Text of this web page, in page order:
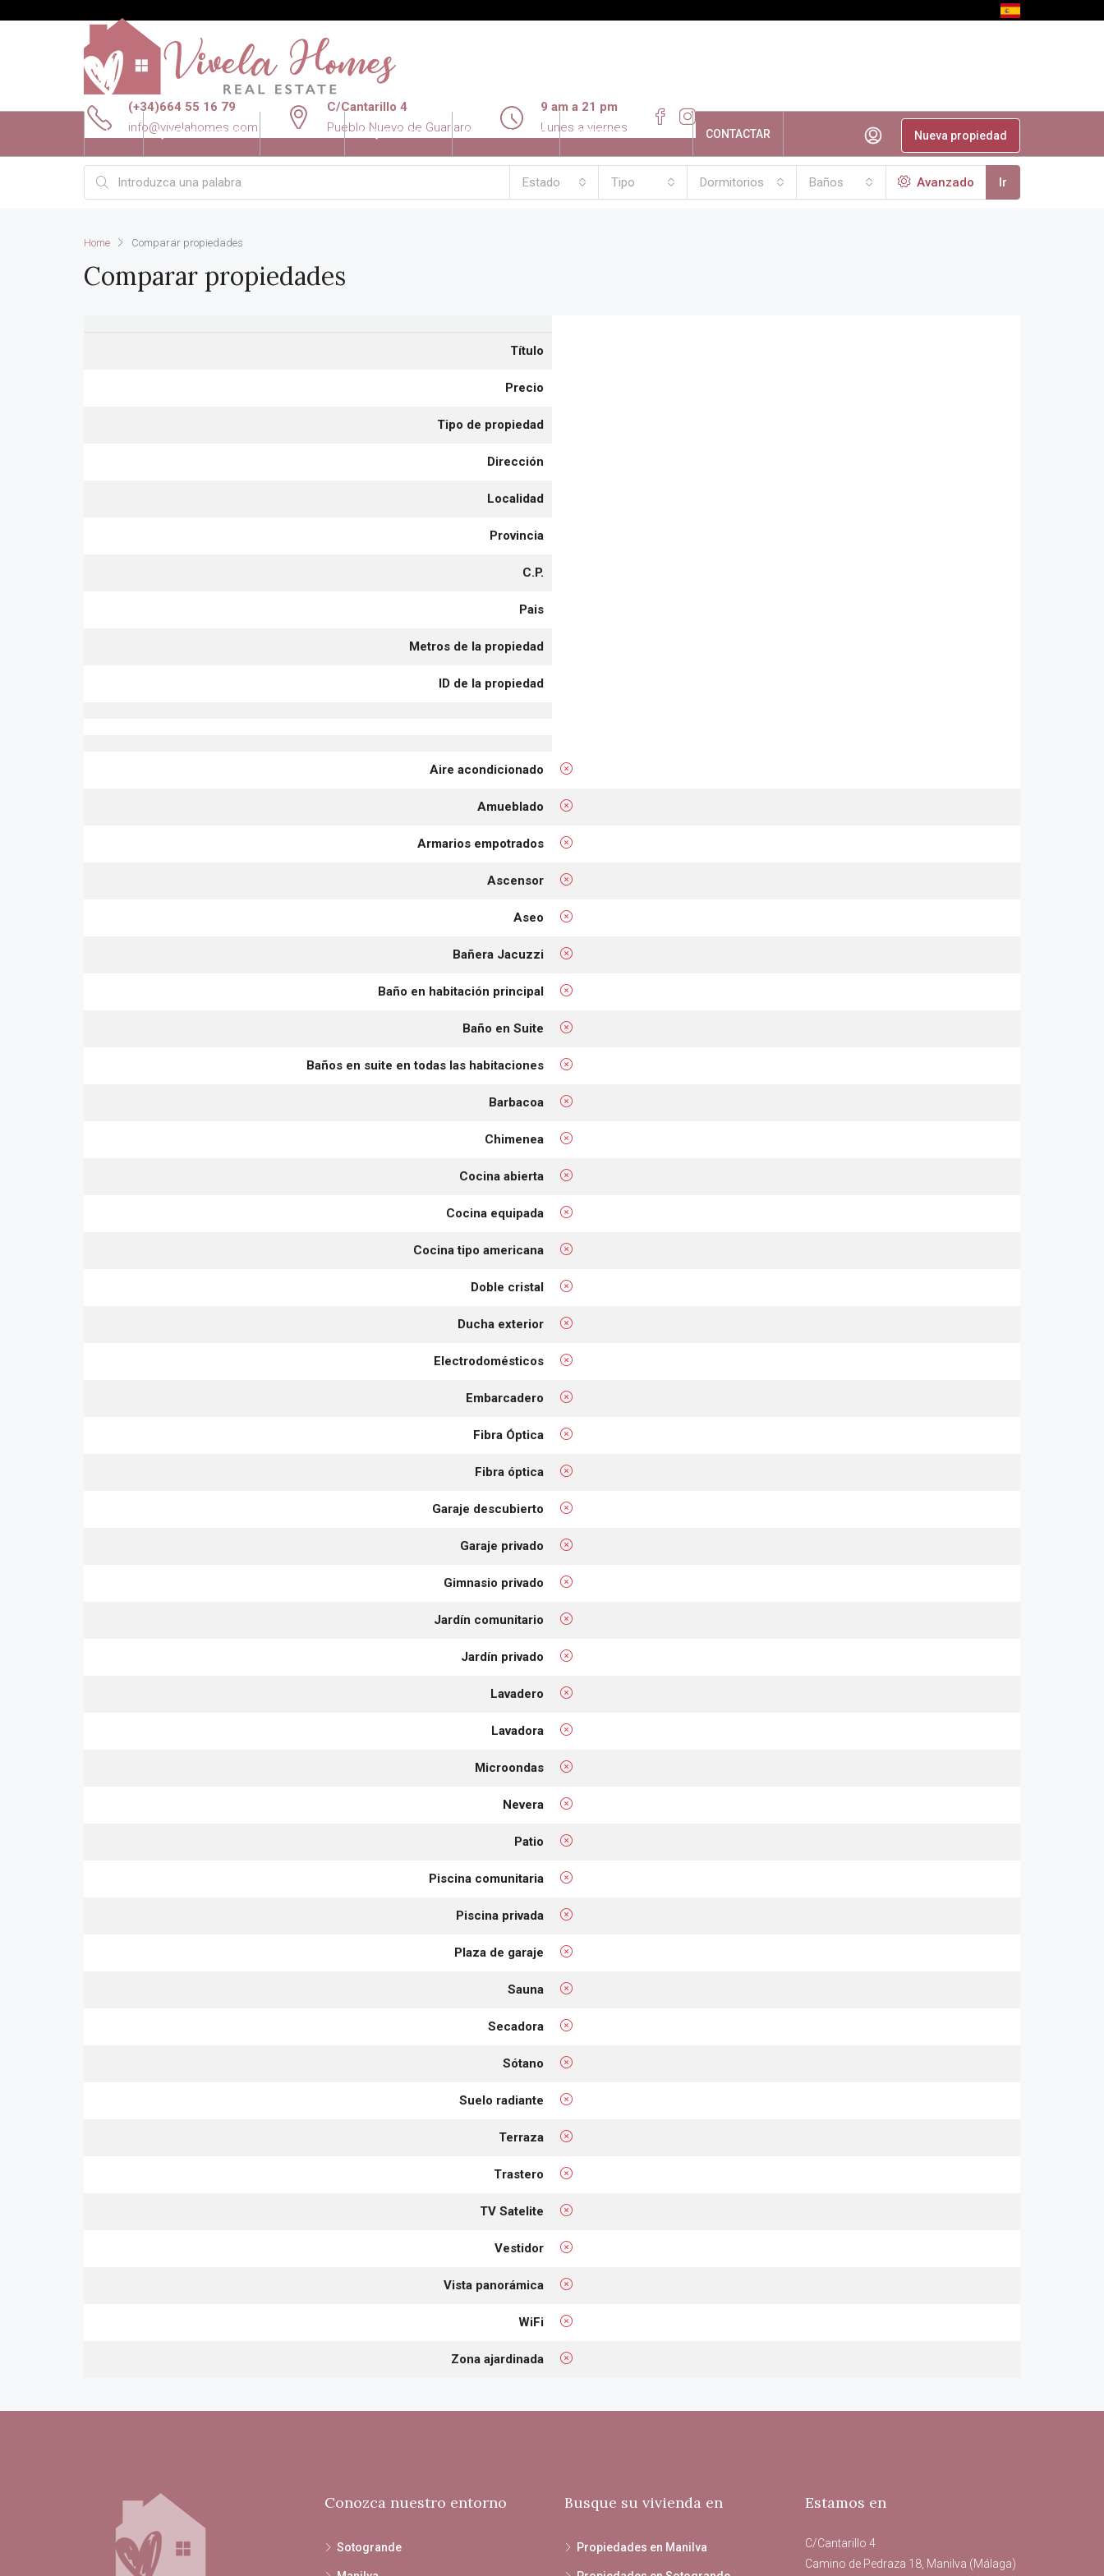
(+34)664 55 16 79
info@vivelahomes.com
C/Cantarillo 4
Pueblo Nuevo de Guariaro
9 am a 21 pm
Lunes a viernes
INICIO QUIENES SOMOS ALQUILERES PROMOCIONES NUESTRO ENTORNO CONTACTAR Nueva propiedad
Estado Tipo Dormitorios Baños Avanzado Ir
Home Comparar propiedades
Comparar propiedades
Título
Precio
Tipo de propiedad
Dirección
Localidad
Provincia
C.P.
Pais
Metros de la propiedad
ID de la propiedad
Aire acondicionado
Amueblado
Armarios empotrados
Ascensor
Aseo
Bañera Jacuzzi
Baño en habitación principal
Baño en Suite
Baños en suite en todas las habitaciones
Barbacoa
Chimenea
Cocina abierta
Cocina equipada
Cocina tipo americana
Doble cristal
Ducha exterior
Electrodomésticos
Embarcadero
Fibra Óptica
Fibra óptica
Garaje descubierto
Garaje privado
Gimnasio privado
Jardín comunitario
Jardín privado
Lavadero
Lavadora
Microondas
Nevera
Patio
Piscina comunitaria
Piscina privada
Plaza de garaje
Sauna
Secadora
Sótano
Suelo radiante
Terraza
Trastero
TV Satelite
Vestidor
Vista panorámica
WiFi
Zona ajardinada
Conozca nuestro entorno
Sotogrande
Busque su vivienda en
Propiedades en Manilva
Estamos en
C/Cantarillo 4
Camino de Pedraza 18, Manilva (Málaga)